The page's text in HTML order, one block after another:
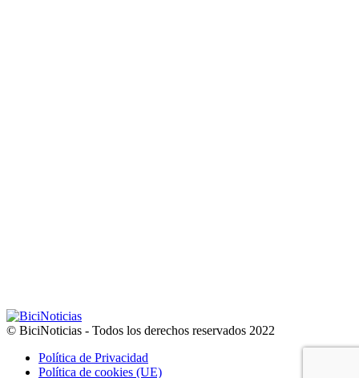
© BiciNoticias - Todos los derechos reservados 2022
Política de Privacidad
Política de cookies (UE)